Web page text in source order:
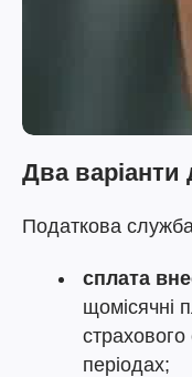
Два варіанти
Податкова
сплата
щомісячні
періодах;